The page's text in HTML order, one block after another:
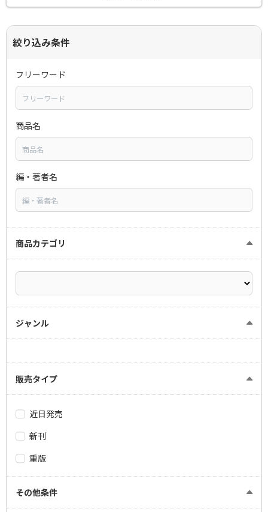
絞り込み条件
フリーワード
商品名
編・著者名
商品カテゴリ
ジャンル
販売タイプ
近日発売
新刊
重版
その他条件